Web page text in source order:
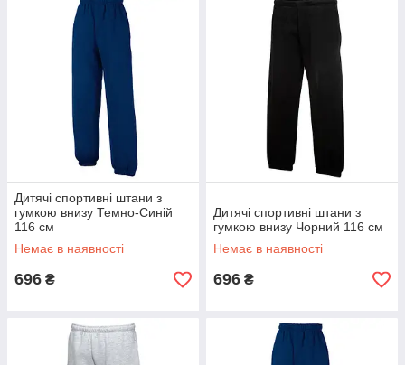
Дитячі спортивні штани з
гумкою внизу Темно-Синій
116 см
Немає в наявності
696 ₴
Дитячі спортивні штани з
гумкою внизу Чорний 116 см
Немає в наявності
696 ₴